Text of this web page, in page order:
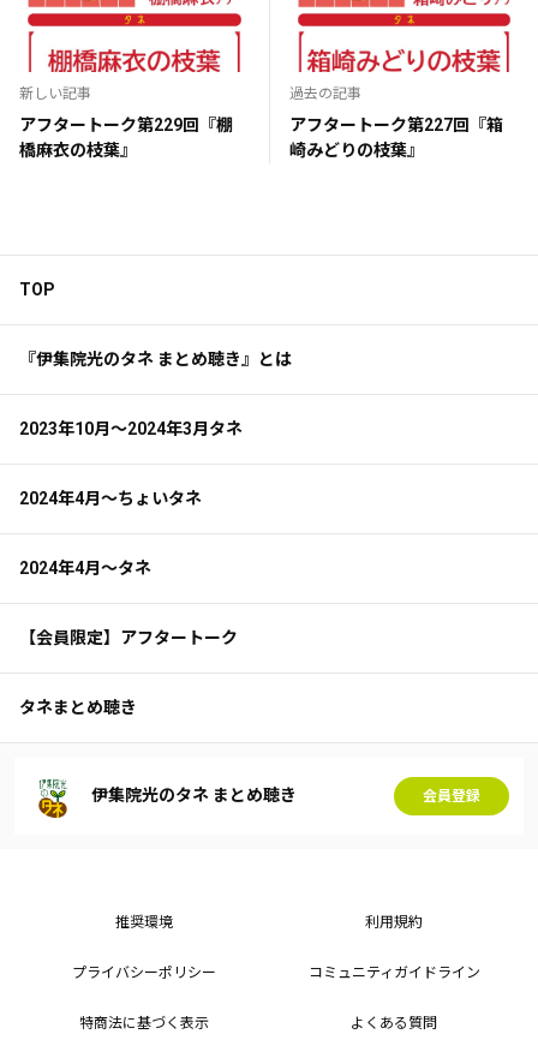
新しい記事
アフタートーク第229回『棚
橋麻衣の枝葉』
過去の記事
アフタートーク第227回『箱
崎みどりの枝葉』
TOP
『伊集院光のタネ まとめ聴き』とは
2023年10月～2024年3月タネ
2024年4月～ちょいタネ
2024年4月～タネ
【会員限定】アフタートーク
タネまとめ聴き
伊集院光のタネ まとめ聴き 会員登録
推奨環境 利用規約
プライバシーポリシー コミュニティガイドライン
特商法に基づく表示 よくある質問